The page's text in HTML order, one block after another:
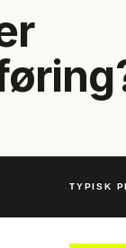
TYPISK